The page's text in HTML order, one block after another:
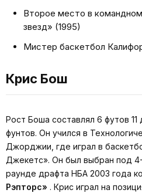
Второе место в
звезд» (1995)
Мистер баскетбол
Крис Бош
Рост Боша составлял 6 футов
фунтов. Он учился в
Джорджии, где играл в
Джекетс». Он был выбран под
раунде драфта НБА 2003 года
Рэпторс» . Крис играл на